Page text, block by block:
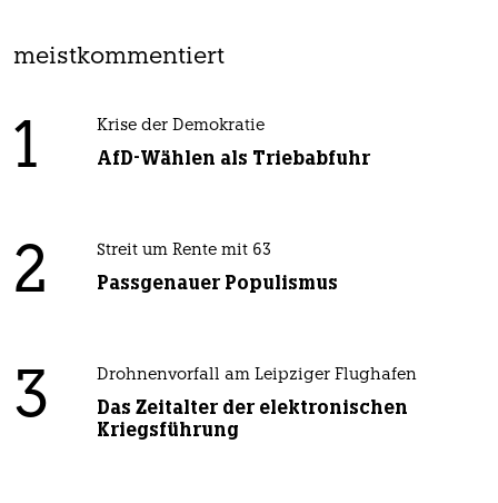
meistkommentiert
1 Krise der Demokratie
AfD-Wählen als Triebabfuhr
2 Streit um Rente mit 63
Passgenauer Populismus
3 Drohnenvorfall am Leipziger Flughafen
Das Zeitalter der elektronischen
Kriegsführung